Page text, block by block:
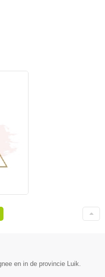
en in de provincie Luik.